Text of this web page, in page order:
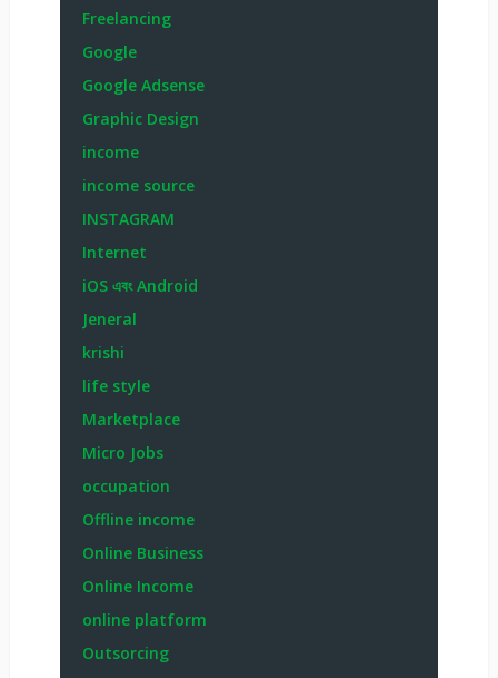
Freelancing
Google
Google Adsense
Graphic Design
income
income source
INSTAGRAM
Internet
iOS এবং Android
Jeneral
krishi
life style
Marketplace
Micro Jobs
occupation
Offline income
Online Business
Online Income
online platform
Outsorcing